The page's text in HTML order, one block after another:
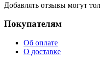
Добавлять отзывы могут
Покупателям
Об оплате
О доставке